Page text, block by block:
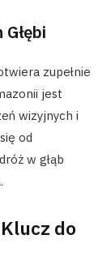
zupełnie
jest
wizyjnych i
od
w głąb
do